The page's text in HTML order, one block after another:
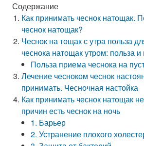
Содержание
Как принимать чеснок натощак.
чеснок натощак?
Чеснок на тощак с утра польза
чеснока натощак утром: польза
Польза приема чеснока на
Лечение чесноком чеснок
принимать. Чесночная настойка
Как принимать чеснок натощак
причин есть чеснок на ночь
1. Барьер
2. Устранение плохого